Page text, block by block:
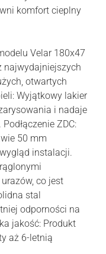
komfort cieplny
Velar 180x47
najwydajniejszych
otwartych
Wyjątkowy lakier
i nadaje
ZDC:
50 mm
instalacji.
co jest
stal
odporności na
jakość: Produkt
aż 6-letnią